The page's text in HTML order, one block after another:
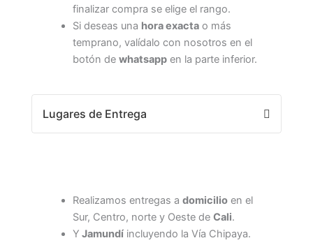
finalizar compra se elige el rango.
Si deseas una hora exactao más
temprano, valídalo con nosotros en el
botón de whatsappen la parte inferior.
Lugares de Entrega
Realizamos entregas a domicilioen el
Sur, Centro, norte y Oeste de Cali.
Y Jamundíincluyendo la Vía Chipaya.